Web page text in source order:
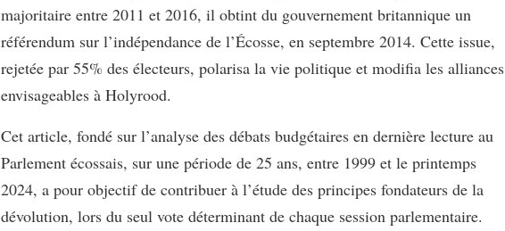
majoritaire entre 2011 et 2016, il obtint du gouvernement britannique un
référendum sur l’indépendance de l’Écosse, en septembre 2014. Cette issue,
rejetée par 55% des électeurs, polarisa la vie politique et modifia les alliances
envisageables à Holyrood.
Cet article, fondé sur l’analyse des débats budgétaires en dernière lecture au
Parlement écossais, sur une période de 25 ans, entre 1999 et le printemps
2024, a pour objectif de contribuer à l’étude des principes fondateurs de la
dévolution, lors du seul vote déterminant de chaque session parlementaire.